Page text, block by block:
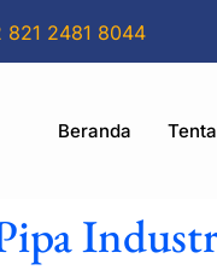
821 2481 8044
Beranda